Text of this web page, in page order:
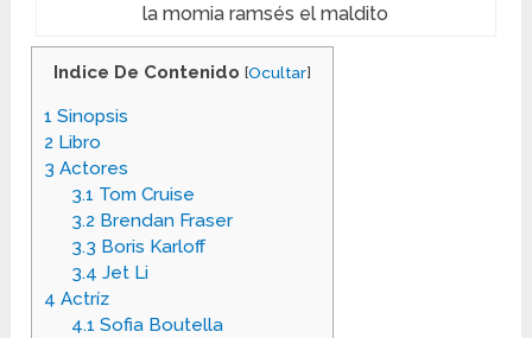
la momia ramsés el maldito
Indice De Contenido [Ocultar]
1 Sinopsis
2 Libro
3 Actores
3.1 Tom Cruise
3.2 Brendan Fraser
3.3 Boris Karloff
3.4 Jet Li
4 Actríz
4.1 Sofia Boutella